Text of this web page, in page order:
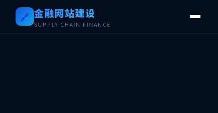
🔗 金融网站建设
SUPPLY CHAIN FINANCE